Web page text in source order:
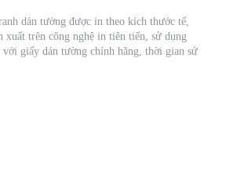
dán tường được in theo kích thước tế,
xuất trên công nghệ in tiên tiến, sử dụng
giấy dán tường chính hãng, thời gian sử